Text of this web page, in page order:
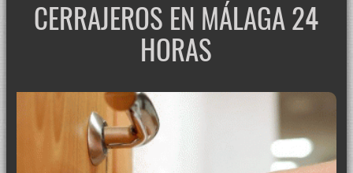
CERRAJEROS EN MÁLAGA 24
HORAS